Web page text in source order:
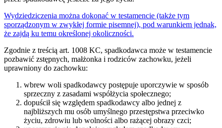
Wydziedziczenia można dokonać w testamencie (także tym
sporządzonym w zwykłej formie pisemnej), pod warunkiem jednak,
że zajdą ku temu określonej okoliczności.
Zgodnie z treścią art. 1008 KC, spadkodawca może w testamencie
pozbawić zstępnych, małżonka i rodziców zachowku, jeżeli
uprawniony do zachowku:
wbrew woli spadkodawcy postępuje uporczywie w sposób
sprzeczny z zasadami współżycia społecznego;
dopuścił się względem spadkodawcy albo jednej z
najbliższych mu osób umyślnego przestępstwa przeciwko
życiu, zdrowiu lub wolności albo rażącej obrazy czci;